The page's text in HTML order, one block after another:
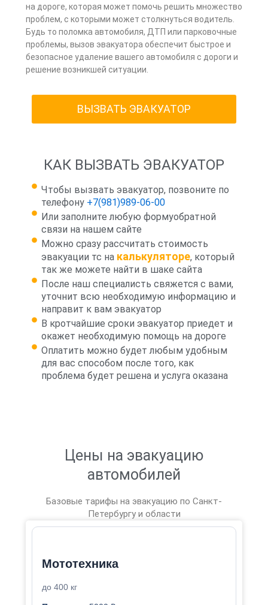
на дороге, которая может помочь решить множество
проблем, с которыми может столкнуться водитель.
Будь то поломка автомобиля, ДТП или парковочные
проблемы, вызов эвакуатора обеспечит быстрое и
безопасное удаление вашего автомобиля с дороги и
решение возникшей ситуации.
ВЫЗВАТЬ ЭВАКУАТОР
КАК ВЫЗВАТЬ ЭВАКУАТОР
Чтобы вызвать эвакуатор, позвоните по
телефону +7(981)989-06-00
Или заполните любую формуобратной
связи на нашем сайте
Можно сразу рассчитать стоимость
эвакуации тс на калькуляторе, который
так же можете найти в шаке сайта
После наш специалисть свяжется с вами,
уточнит всю необходимую информацию и
направит к вам эвакуатор
В кротчайшие сроки эвакуатор приедет и
окажет необходимую помощь на дороге
Оплатить можно будет любым удобным
для вас способом после того, как
проблема будет решена и услуга оказана
Цены на эвакуацию
автомобилей
Базовые тарифы на эвакуацию по Санкт-
Петербургу и области
Мототехника
до 400 кг